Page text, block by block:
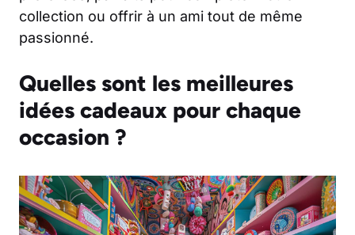
collection ou offrir à un ami tout de même
passionné.
Quelles sont les meilleures
idées cadeaux pour chaque
occasion ?